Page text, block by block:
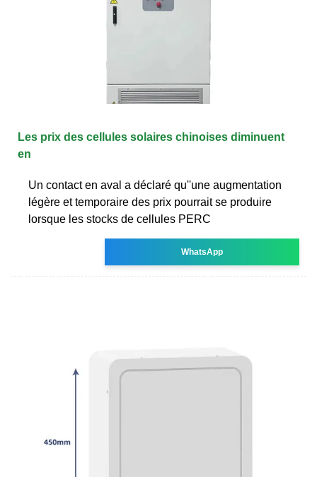
Les prix des cellules solaires chinoises diminuent
en
Un contact en aval a déclaré qu''une augmentation
légère et temporaire des prix pourrait se produire
lorsque les stocks de cellules PERC
WhatsApp